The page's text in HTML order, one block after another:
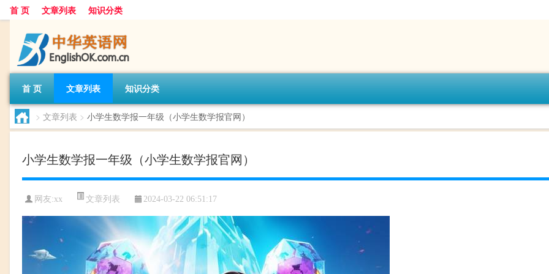
首 页 文章列表 知识分类
首 页 文章列表 知识分类
> 文章列表 > 小学生数学报一年级（小学生数学报官网）
小学生数学报一年级（小学生数学报官网）
网友:xx 文章列表 2024-03-22 06:51:17